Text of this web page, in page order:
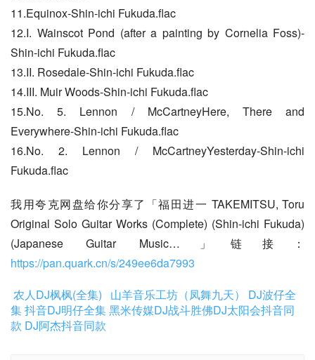
11.Equinox-Shin-ichi Fukuda.flac
12.I. Wainscot Pond (after a painting by Cornelia Foss)-
Shin-ichi Fukuda.flac
13.II. Rosedale-Shin-ichi Fukuda.flac
14.III. Muir Woods-Shin-ichi Fukuda.flac
15.No. 5. Lennon / McCartneyHere, There and
Everywhere-Shin-ichi Fukuda.flac
16.No. 2. Lennon / McCartneyYesterday-Shin-ichi
Fukuda.flac
我用夸克网盘给你分享了「福田进一 TAKEMITSU, Toru
Original Solo Guitar Works (Complete) (Shin-ichi Fukuda)
(Japanese Guitar Music…」链接：
https://pan.quark.cn/s/249ee6da7993
农人DJ枫枫(全集)
山羊音乐工坊（凤舞九天）
DJ波仔全
集抖音DJ明仔全集黑米传媒DJ战斗胜佛DJ太阳会抖音同
款 DJ阿杰抖音同款